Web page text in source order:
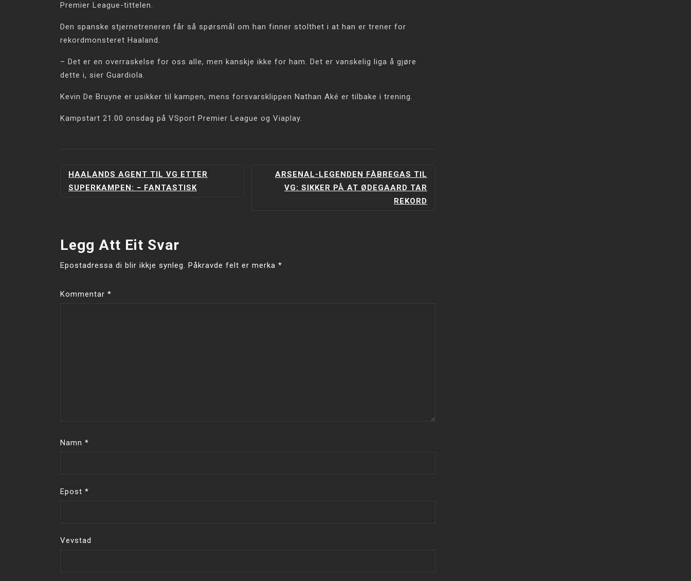
Premier League-tittelen.
Den spanske stjernetreneren får så spørsmål om han finner stolthet i at han er trener for
rekordmonsteret Haaland.
– Det er en overraskelse for oss alle, men kanskje ikke for ham. Det er vanskelig liga å gjøre
dette i, sier Guardiola.
Kevin De Bruyne er usikker til kampen, mens forsvarsklippen Nathan Aké er tilbake i trening.
Kampstart 21.00 onsdag på VSport Premier League og Viaplay.
INNLEGGSNAVIGERING
HAALANDS AGENT TIL VG ETTER
SUPERKAMPEN: − FANTASTISK
ARSENAL-LEGENDEN FÀBREGAS TIL
VG: SIKKER PÅ AT ØDEGAARD TAR
REKORD
Legg Att Eit Svar
Epostadressa di blir ikkje synleg. Påkravde felt er merka *
Kommentar *
Namn *
Epost *
Vevstad